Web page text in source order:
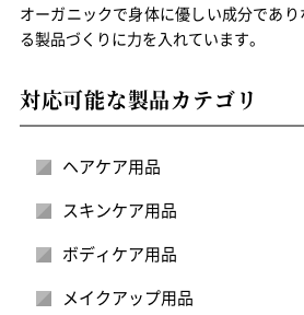
オーガニックで身体に優しい成分であ
る製品づくりに力を入れています。
対応可能な製品カテゴリ
ヘアケア用品
スキンケア用品
ボディケア用品
メイクアップ用品